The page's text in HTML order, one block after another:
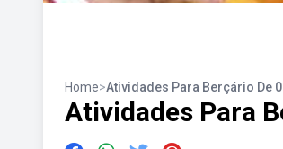
Home>Atividades Para Berçário De 0
Atividades Para